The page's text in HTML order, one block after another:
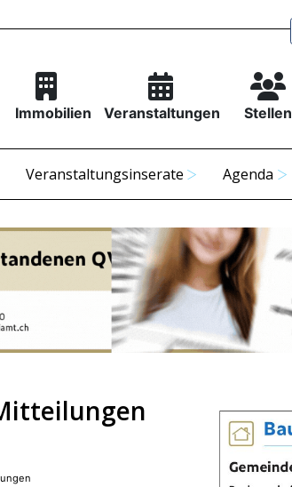
Immobilien Veranstaltungen Stellen
Veranstaltungsinserate Agenda